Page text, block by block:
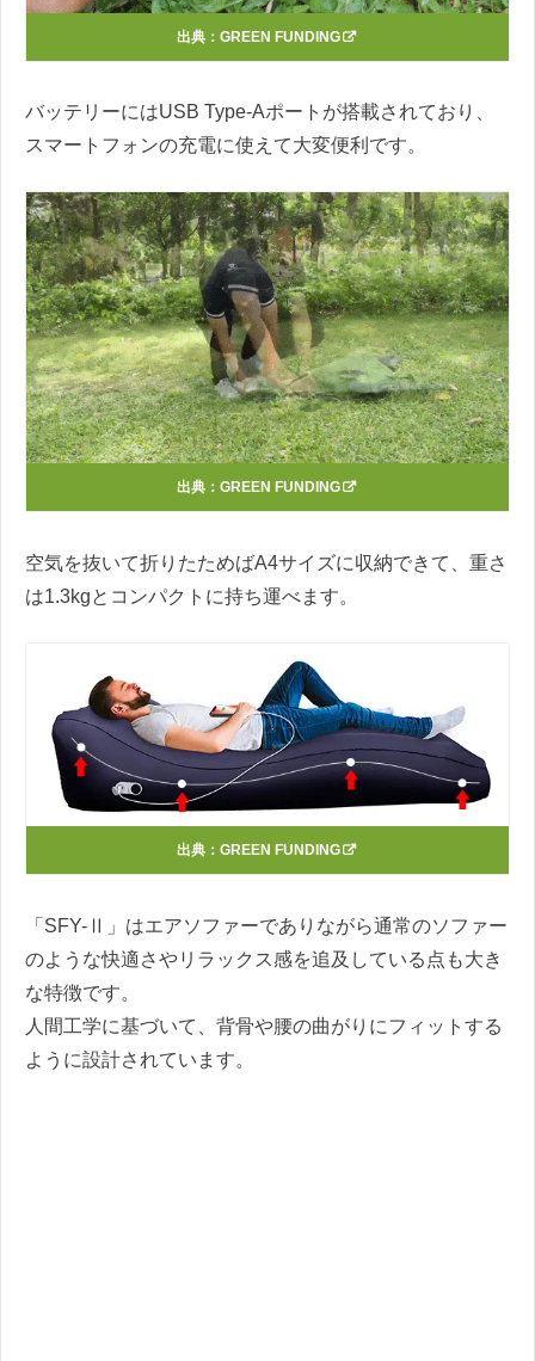
出典： GREEN FUNDING
バッテリーにはUSB Type-Aポートが搭載されており、
スマートフォンの充電に使えて大変便利です。
出典： GREEN FUNDING
空気を抜いて折りたためばA4サイズに収納できて、重さ
は1.3kgとコンパクトに持ち運べます。
出典： GREEN FUNDING
「SFY-Ⅱ」はエアソファーでありながら通常のソファー
のような快適さやリラックス感を追及している点も大き
な特徴です。
人間工学に基づいて、背骨や腰の曲がりにフィットする
ように設計されています。